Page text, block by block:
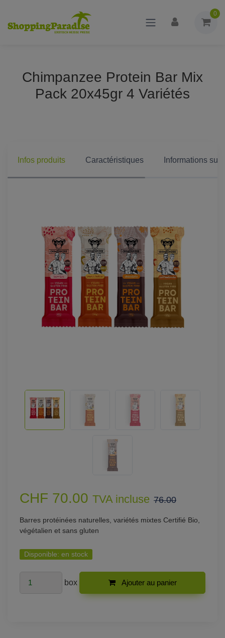
0
Chimpanzee Protein Bar Mix
Pack 20x45gr 4 Variétés
Infos produits Caractéristiques Informations
CHF 70.00 TVA incluse 76.00
Barres protéinées naturelles, variétés mixtes Certifié Bio,
végétalien et sans gluten
Disponible: en stock
box Ajouter au panier